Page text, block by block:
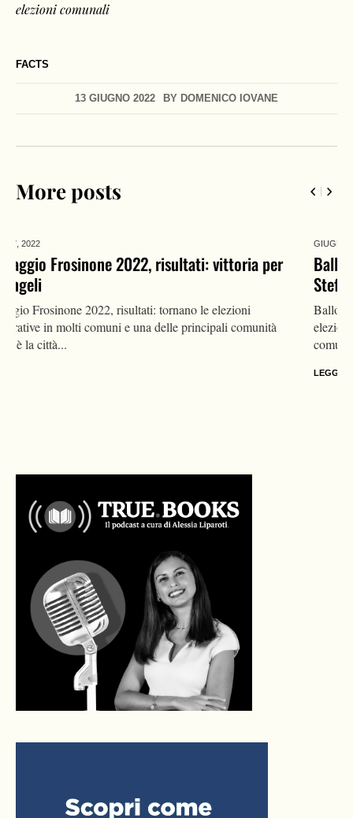
FACTS
13 GIUGNO 2022 BY DOMENICO IOVANE
elezioni comunali
More posts
GIUGNO 27,
Ballottaggio Sesto San Giovanni 2022, risultati: Di
Stefano riconfermato
Ballottaggio Sesto San Giovanni 2022, risultati: tornano le
elezioni amministrative in molti comuni e una delle principali
comunità coinvolte è...